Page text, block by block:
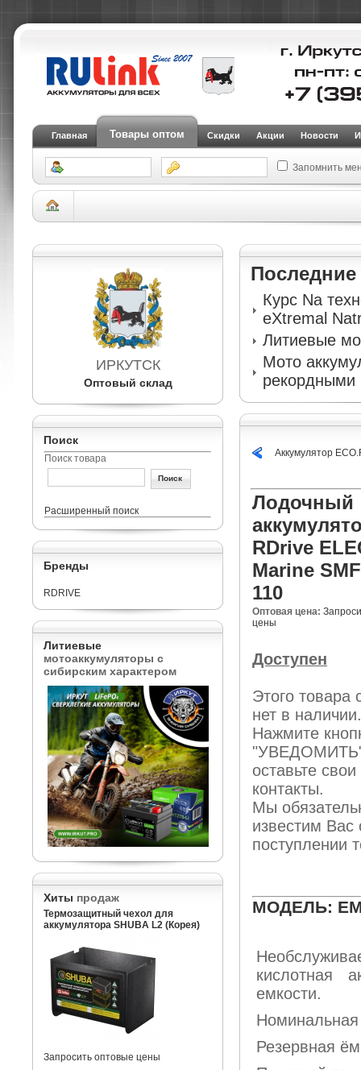
Главная Товары оптом Скидки Акции Новости
Запомнить
АКБ для водного транспорта и домов на колесах
Marine SMF EM12-110
ИРКУТСК
Оптовый склад
Поиск
Поиск товара
Расширенный поиск
Бренды
RDRIVE
Литиевые
мотоаккумуляторы с
сибирским характером
Хиты продаж
Термозащитный чехол для
аккумулятора SHUBA L2 (Корея)
Запросить оптовые цены
Последние
Курс Na
eXtremal
Литиевые
Мото
рекордными
Аккумулятор
Лодочный
RDrive
Marine
110
Оптовая цена:
цены
Доступен
Этого товара
нет в наличии.
Нажмите
оставьте свои
контакты.
Мы
известим Вас
поступлении
МОДЕЛЬ:
кислотная
емкости.
Резервная